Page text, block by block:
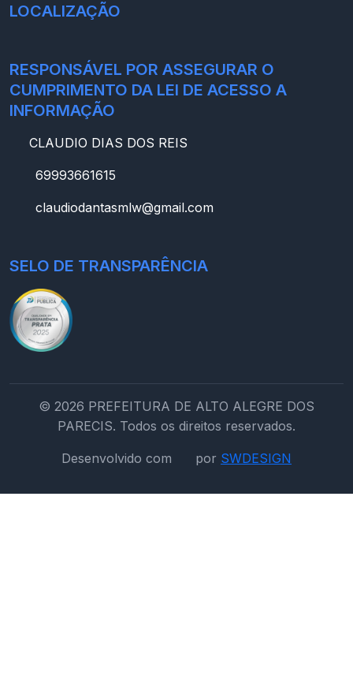
LOCALIZAÇÃO
RESPONSÁVEL POR ASSEGURAR O
CUMPRIMENTO DA LEI DE ACESSO A
INFORMAÇÃO
CLAUDIO DIAS DOS REIS
69993661615
claudiodantasmlw@gmail.com
SELO DE TRANSPARÊNCIA
© 2026 PREFEITURA DE ALTO ALEGRE DOS
PARECIS. Todos os direitos reservados.
Desenvolvido com por SWDESIGN